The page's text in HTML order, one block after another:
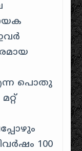
പൊതു
100